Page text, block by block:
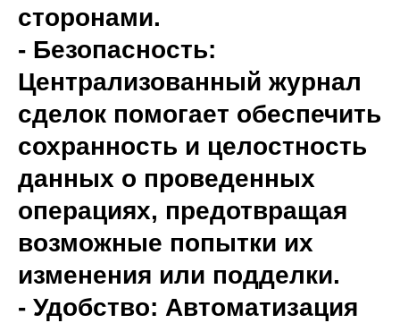
сторонами.
- Безопасность:
Централизованный журнал
сделок помогает обеспечить
сохранность и целостность
данных о проведенных
операциях, предотвращая
возможные попытки их
изменения или подделки.
- Удобство: Автоматизация